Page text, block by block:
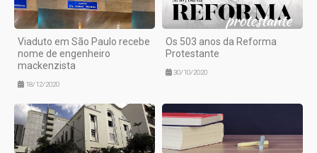
Viaduto em São Paulo recebe
nome de engenheiro
mackenzista
18/12/2020
Os 503 anos da Reforma
Protestante
30/10/2020